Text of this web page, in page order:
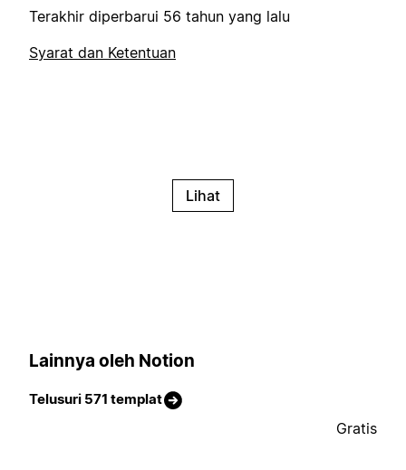
Terakhir diperbarui 56 tahun yang lalu
Syarat dan Ketentuan
Lihat
Lainnya oleh Notion
Telusuri 571 templat
Gratis